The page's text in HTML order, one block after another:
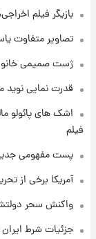
بازیگر فیلم
تصاویر متفاوت
ژست صمیمی خانواده ۴ نفره شیلا خداداد
قدرت نمایی
اشک های پائولو
فیلم
پست مفهومی
آمریکا برخی از
واکنش سحر
جزئیات شرط ایران